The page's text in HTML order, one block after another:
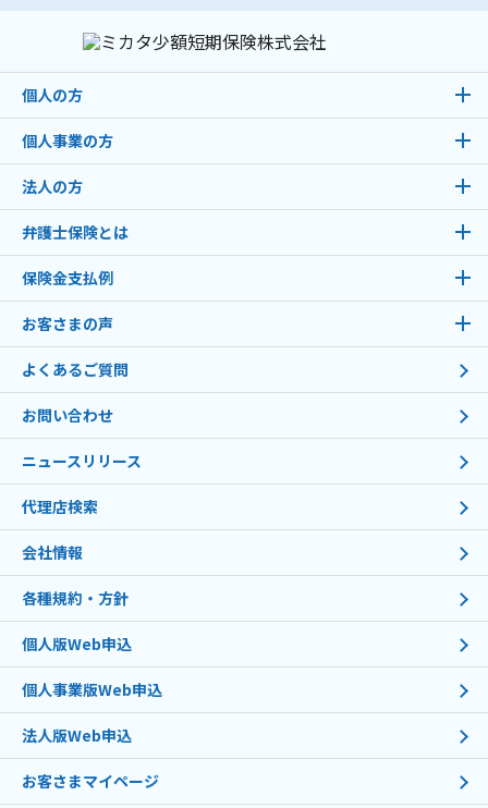
個人の方
個人事業の方
法人の方
弁護士保険とは
保険金支払例
お客さまの声
よくあるご質問
お問い合わせ
ニュースリリース
代理店検索
会社情報
各種規約・方針
個人版Web申込
個人事業版Web申込
法人版Web申込
お客さまマイページ